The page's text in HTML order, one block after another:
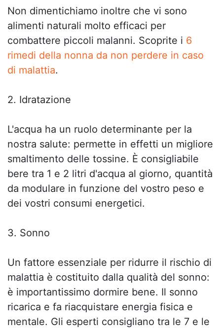
Non dimentichiamo inoltre che vi sono
alimenti naturali molto efficaci per
combattere piccoli malanni. Scoprite i 6
rimedi della nonna da non perdere in caso
di malattia.
2. Idratazione
L'acqua ha un ruolo determinante per la
nostra salute: permette in effetti un migliore
smaltimento delle tossine. È consigliabile
bere tra 1 e 2 litri d'acqua al giorno, quantità
da modulare in funzione del vostro peso e
dei vostri consumi energetici.
3. Sonno
Un fattore essenziale per ridurre il rischio di
malattia è costituito dalla qualità del sonno:
è importantissimo dormire bene. Il sonno
ricarica e fa riacquistare energia fisica e
mentale. Gli esperti consigliano tra le 7 e le